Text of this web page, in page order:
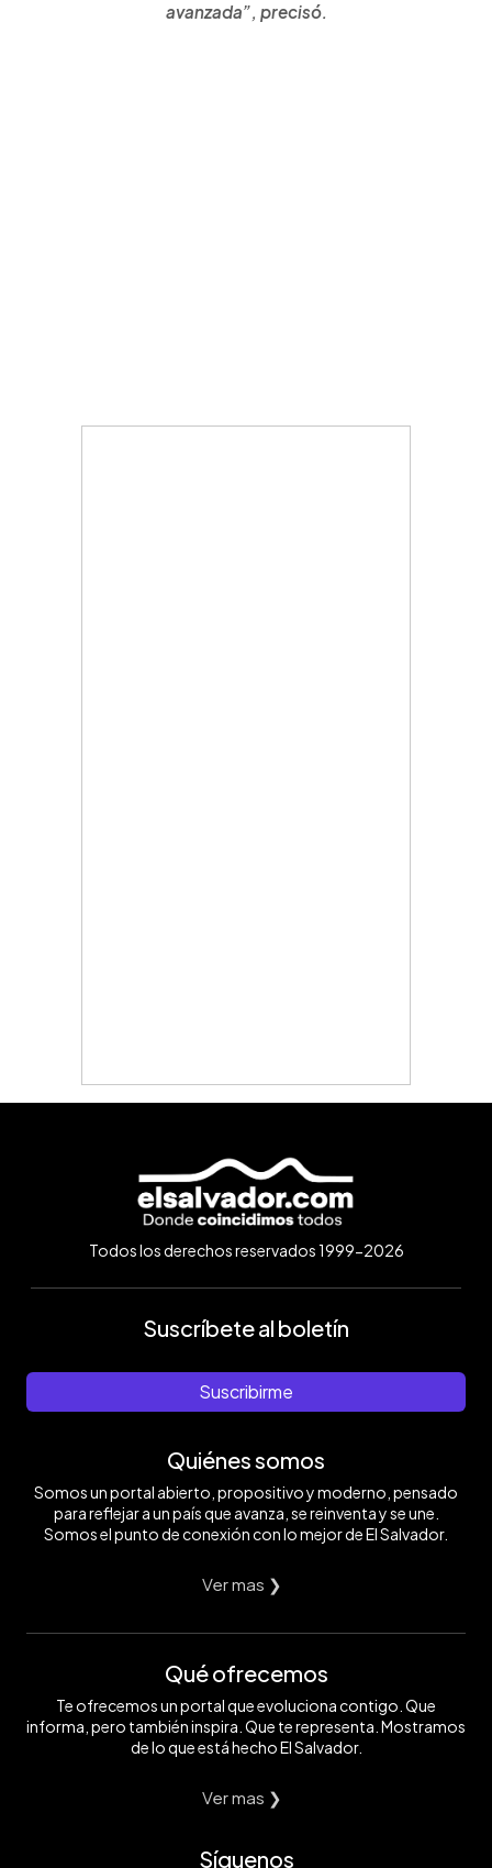
avanzada”, precisó.
Todos los derechos reservados 1999-2026
Suscríbete al boletín
Suscribirme
Quiénes somos
Somos un portal abierto, propositivo y moderno, pensado
para reflejar a un país que avanza, se reinventa y se une.
Somos el punto de conexión con lo mejor de El Salvador.
Ver mas ❯
Qué ofrecemos
Te ofrecemos un portal que evoluciona contigo. Que
informa, pero también inspira. Que te representa. Mostramos
de lo que está hecho El Salvador.
Ver mas ❯
Síguenos